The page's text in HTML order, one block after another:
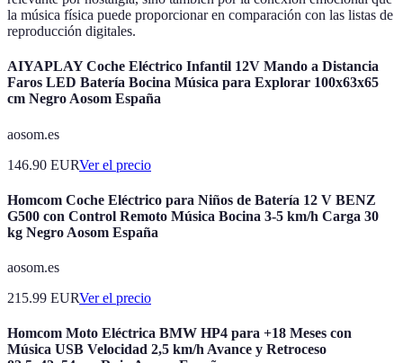
la música física puede proporcionar en comparación con las listas de
reproducción digitales.
AIYAPLAY Coche Eléctrico Infantil 12V Mando a Distancia
Faros LED Batería Bocina Música para Explorar 100x63x65
cm Negro Aosom España
aosom.es
146.90 EURVer el precio
Homcom Coche Eléctrico para Niños de Batería 12 V BENZ
G500 con Control Remoto Música Bocina 3-5 km/h Carga 30
kg Negro Aosom España
aosom.es
215.99 EURVer el precio
Homcom Moto Eléctrica BMW HP4 para +18 Meses con
Música USB Velocidad 2,5 km/h Avance y Retroceso